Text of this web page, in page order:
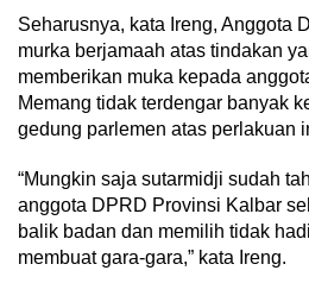
Seharusnya, kata Ireng, Anggota
murka berjamaah atas tindakan
memberikan muka kepada
Memang tidak terdengar banyak
gedung parlemen atas perlakuan
“Mungkin saja sutarmidji sudah
anggota DPRD Provinsi Kalbar
balik badan dan memilih tidak
membuat gara-gara,” kata Ireng.